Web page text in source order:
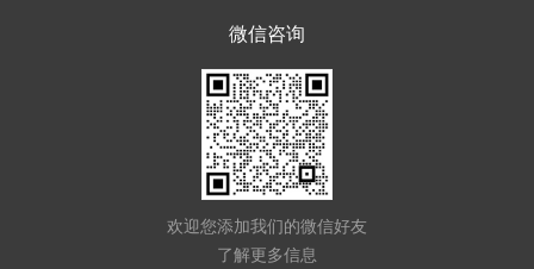
微信咨询
欢迎您添加我们的微信好友
了解更多信息